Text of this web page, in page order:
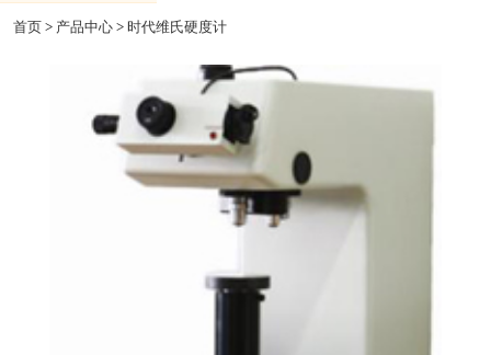
新疆有销售.北京时代正规代理商北京亦庄开发区-天津滨海开发区-秦皇岛经济开发
开发区-长春经济开发区-哈尔滨经济开发区-虹桥经济开发区-北京时代集团厂家官方
网站漕河泾开发区-连云港开发区-南通开发区-青岛-深圳-杭州-淮安-连云港-西安开发
区-兰州开发区-西宁开发区-银川开发区-乌鲁木齐开发区-石河子开发区-昆山--湛江-萧
山-北京时代官网辽宁-淄博-宁夏-绵阳-云南-朝阳-陕西-邯郸-邢台-保定-张家口-承德-
廊坊-呼和浩特-包头-鞍山-大庆-锦州-铁岭-盘锦-青海-北海-唐山-吉林-苏州-昆山-无锡-
青岛开发区-时代仪器正品郑州开发区-武汉开发区-长沙开发区-萝岗区开发区-广州南
沙开发区-惠州大亚湾开发区-湛江开发区-南宁开发区-重庆开发区-成都开发区-贵阳开
发区-昆明开发区-拉萨开发区-镇江-使用说明书常州-连云港-淮安-淮阴-盐城-扬州-徐
州-宜兴-江阴-里氏硬度计北京-上海-浙江-广东-河南-杭州-郑州-广州-深圳-佛山-惠州-
州-操作视频南京-镇江-扬州-南通-合肥-徐州-常熟-石家庄-太原-呼和浩特-沈阳-长春-
哈尔滨-南京-合肥-福州-南昌-济南-郑州-武汉-长沙-广州-南宁-海口-成都-贵阳-昆明-拉
首页 > 产品中心 > 时代维氏硬度计